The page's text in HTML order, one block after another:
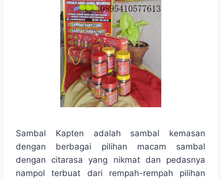
Sambal Kapten adalah sambal kemasan
dengan berbagai pilihan macam sambal
dengan citarasa yang nikmat dan pedasnya
nampol terbuat dari rempah-rempah pilihan